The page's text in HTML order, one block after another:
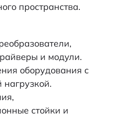
пространства.
и модули.
оборудования с
нагрузкой.
стойки и